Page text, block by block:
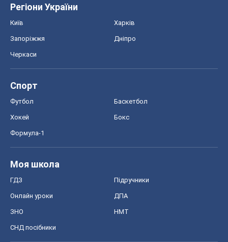
Регіони України
Київ Харків
Запоріжжя Дніпро
Черкаси
Спорт
Футбол Баскетбол
Хокей Бокс
Формула-1
Моя школа
ГДЗ Підручники
Онлайн уроки ДПА
ЗНО НМТ
СНД посібники